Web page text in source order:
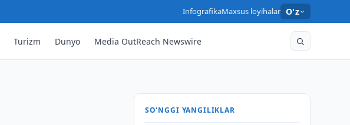
InfografikaMaxsus loyihalar O'z
Turizm Dunyo Media OutReach Newswire
SO'NGGI YANGILIKLAR